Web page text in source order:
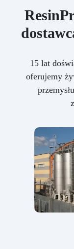
15 lat
oferujemy